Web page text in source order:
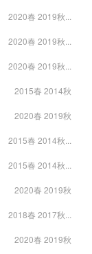
2020春 2019秋...
2020春 2019秋...
2020春 2019秋...
2015春 2014秋
2020春 2019秋
2015春 2014秋...
2015春 2014秋...
2020春 2019秋
2018春 2017秋...
2020春 2019秋